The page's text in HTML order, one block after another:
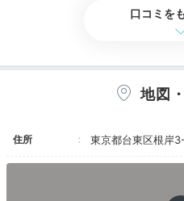
Room
シンプルさが心地よ
口コミを
地図
住所 東京都台東区根岸